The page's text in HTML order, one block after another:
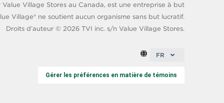
Village Stores au Canada, est une entreprise à but
Village® ne soutient aucun organisme sans but lucratif.
Droits d’auteur © 2026TVI inc. s/n Value Village Stores.
FR
Gérer les préférences en matière de témoins